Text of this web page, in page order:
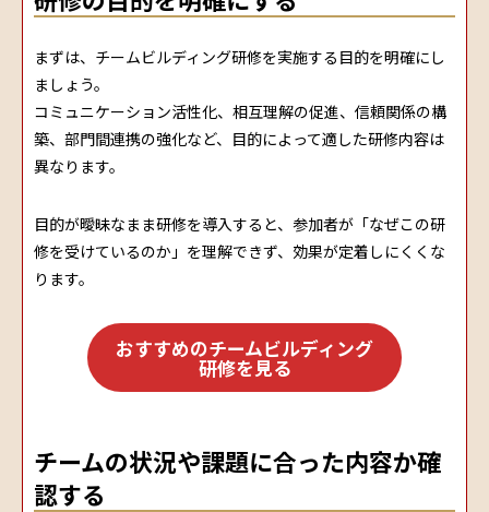
まずは、チームビルディング研修を実施する目的を明確にし
ましょう。
コミュニケーション活性化、相互理解の促進、信頼関係の構
築、部門間連携の強化など、目的によって適した研修内容は
異なります。
目的が曖昧なまま研修を導入すると、参加者が「なぜこの研
修を受けているのか」を理解できず、効果が定着しにくくな
ります。
おすすめのチームビルディング
研修を見る
チームの状況や課題に合った内容か確
認する